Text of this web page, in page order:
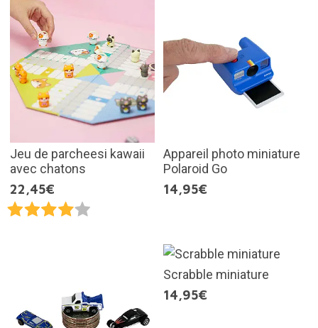
Jeu de parcheesi kawaii
avec chatons
22,45€
Appareil photo miniature
Polaroid Go
14,95€
Scrabble miniature
14,95€